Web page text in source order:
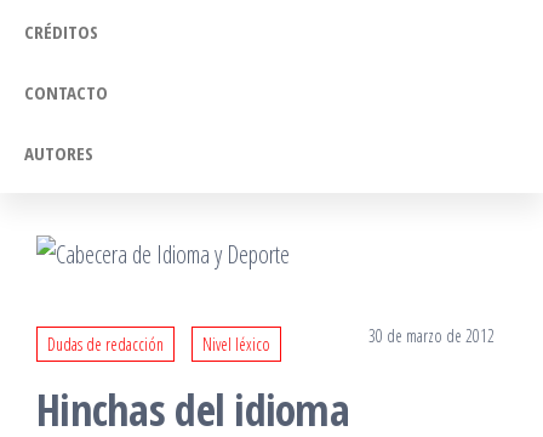
CRÉDITOS
CONTACTO
AUTORES
Dudas de redacción Nivel léxico 30 de marzo de 2012
Hinchas del idioma